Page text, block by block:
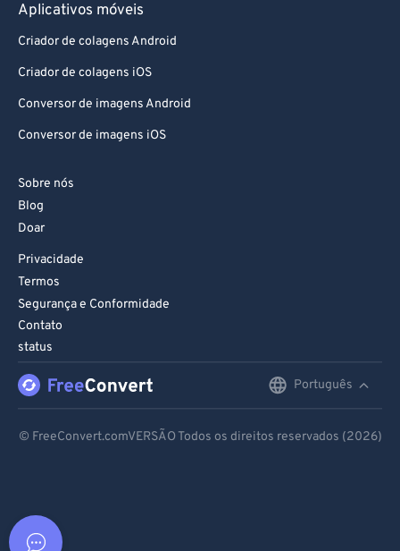
Aplicativos móveis
Criador de colagens Android
Criador de colagens iOS
Conversor de imagens Android
Conversor de imagens iOS
Sobre nós
Blog
Doar
Privacidade
Termos
Segurança e Conformidade
Contato
status
Português
© FreeConvert.comVERSÃO Todos os direitos reservados (2026)